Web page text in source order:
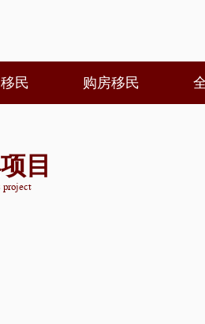
民 购房移民
目
project